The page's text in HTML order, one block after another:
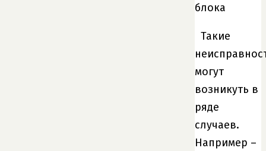
блока
Такие
могут
возникуть в
ряде
случаев.
Например –